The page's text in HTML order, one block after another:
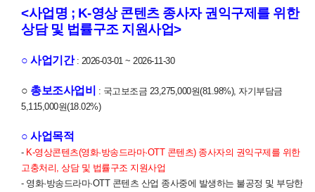
<사업명 ; K-영상 콘텐츠 종사자 권익구제를 위한
상담 및 법률구조 지원사업>
○ 사업기간 : 2026-03-01 ~ 2026-11-30
○ 총보조사업비
: 국고보조금 23,275,000원(81.98%), 자기부담금
5,115,000원(18.02%)
○ 사업목적
- K-영상콘텐츠(영화·방송드라마·OTT 콘텐츠) 종사자의 권익구제를 위한
고충처리, 상담 및 법률구조 지원사업
- 영화·방송드라마·OTT 콘텐츠 산업 종사중에 발생하는 불공정 및 부당한